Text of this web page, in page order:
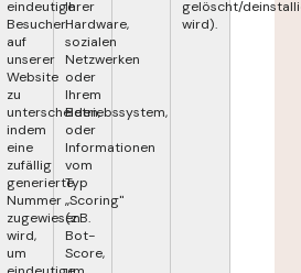
eindeutige
Besucher
auf
unserer
Website
zu
unterscheiden,
indem
eine
zufällig
generierte
Nummer
zugewiesen
wird,
um
Ihrer
Hardware,
sozialen
Netzwerken
oder
Ihrem
Betriebssystem,
oder
Informationen
vom
Typ
„Scoring"
(z.B.
Bot-
Score,
gelöscht/
wird).